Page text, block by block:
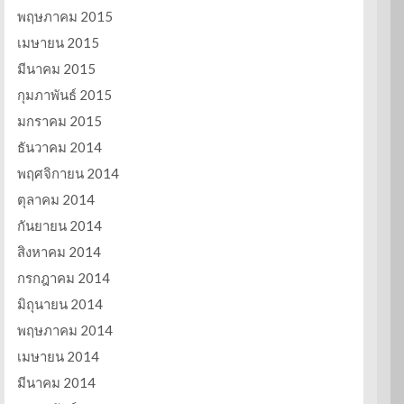
พฤษภาคม 2015
เมษายน 2015
มีนาคม 2015
กุมภาพันธ์ 2015
มกราคม 2015
ธันวาคม 2014
พฤศจิกายน 2014
ตุลาคม 2014
กันยายน 2014
สิงหาคม 2014
กรกฎาคม 2014
มิถุนายน 2014
พฤษภาคม 2014
เมษายน 2014
มีนาคม 2014